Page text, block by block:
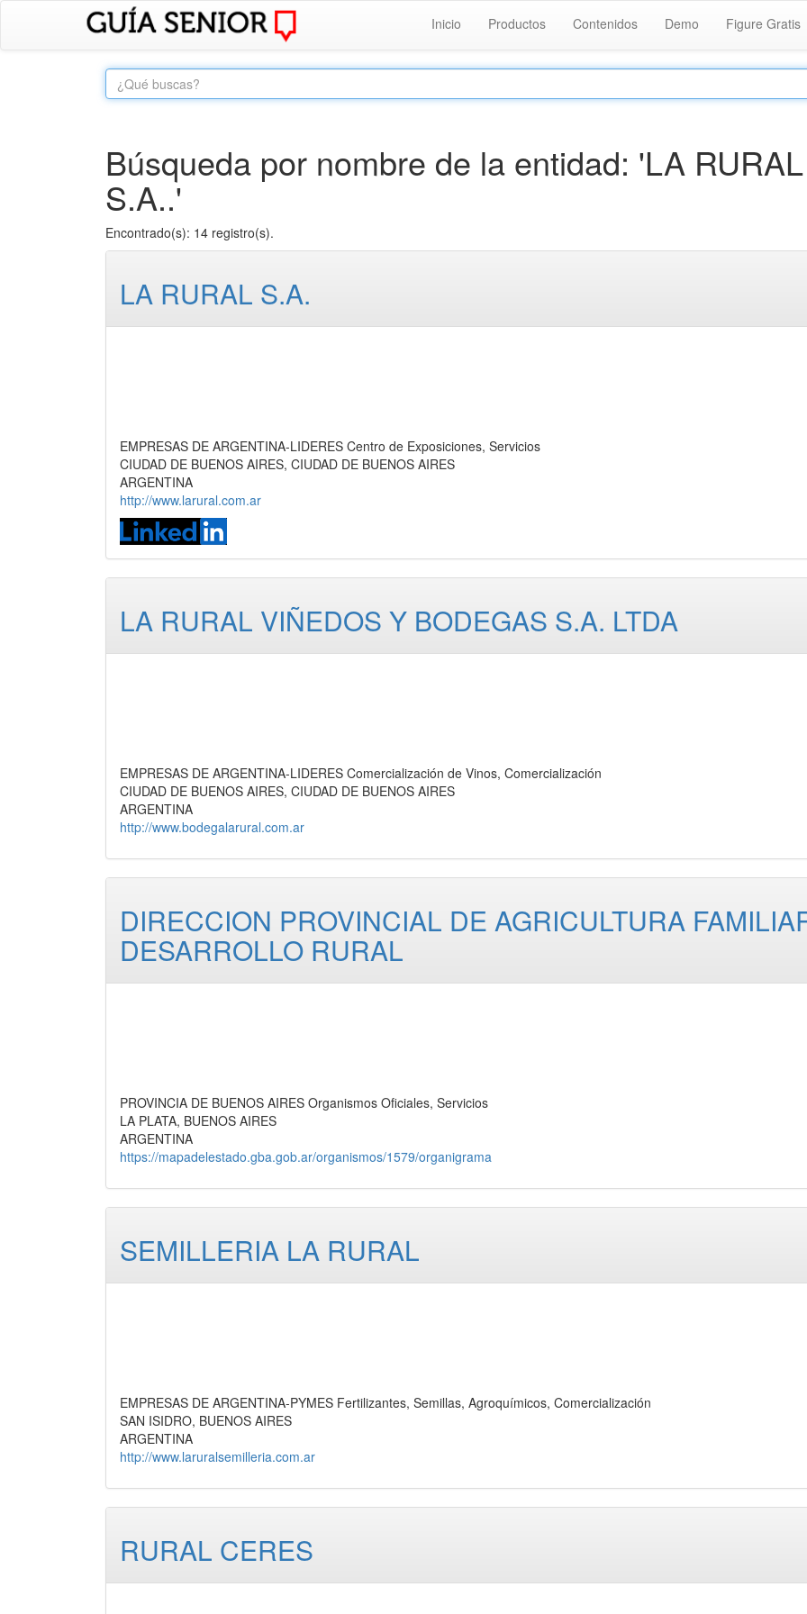
Inicio Productos Contenidos Demo Figure Gratis
Búsqueda por nombre de la entidad: 'LA RURAL
S.A..'
Encontrado(s): 14 registro(s).
LA RURAL S.A.
EMPRESAS DE ARGENTINA-LIDERES Centro de Exposiciones, Servicios
CIUDAD DE BUENOS AIRES, CIUDAD DE BUENOS AIRES
ARGENTINA
http://www.larural.com.ar
LA RURAL VIÑEDOS Y BODEGAS S.A. LTDA
EMPRESAS DE ARGENTINA-LIDERES Comercialización de Vinos, Comercialización
CIUDAD DE BUENOS AIRES, CIUDAD DE BUENOS AIRES
ARGENTINA
http://www.bodegalarural.com.ar
DIRECCION PROVINCIAL DE AGRICULTURA
DESARROLLO RURAL
PROVINCIA DE BUENOS AIRES Organismos Oficiales, Servicios
LA PLATA, BUENOS AIRES
ARGENTINA
https://mapadelestado.gba.gob.ar/organismos/1579/organigrama
SEMILLERIA LA RURAL
EMPRESAS DE ARGENTINA-PYMES Fertilizantes, Semillas, Agroquímicos, Comercialización
SAN ISIDRO, BUENOS AIRES
ARGENTINA
http://www.laruralsemilleria.com.ar
RURAL CERES